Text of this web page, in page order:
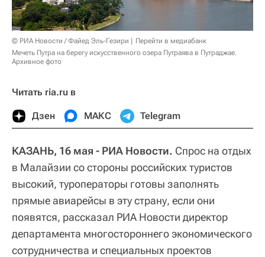
© РИА Новости / Файед Эль-Гезири
Перейти в медиабанк
Мечеть Путра на берегу искусственного озера Путраява в Путраджае.
Архивное фото
Читать ria.ru в
Дзен МАКС Telegram
КАЗАНЬ, 16 мая - РИА Новости. Спрос на отдых
в Малайзии со стороны российских туристов
высокий, туроператоры готовы заполнять
прямые авиарейсы в эту страну, если они
появятся, рассказал РИА Новости директор
департамента многостороннего экономического
сотрудничества и специальных проектов